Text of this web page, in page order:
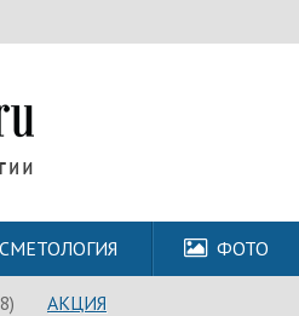
ФОТО
АКЦИЯ